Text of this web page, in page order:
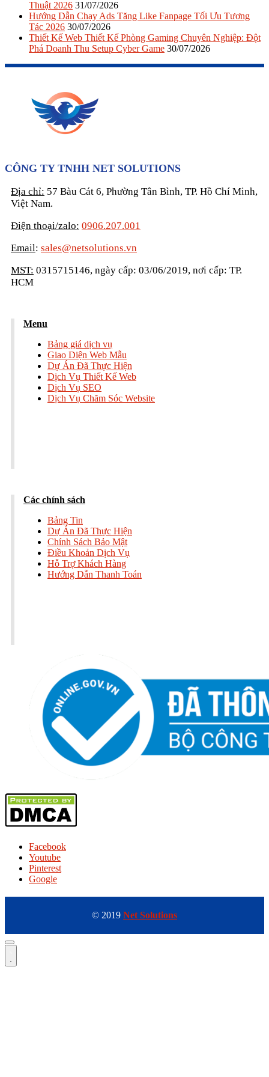
Thuật 2026 31/07/2026
Hướng Dẫn Chạy Ads Tăng Like Fanpage Tối Ưu Tương
Tác 2026 30/07/2026
Thiết Kế Web Thiết Kế Phòng Gaming Chuyên Nghiệp: Đột
Phá Doanh Thu Setup Cyber Game 30/07/2026
CÔNG TY TNHH NET SOLUTIONS
Địa chỉ: 57 Bàu Cát 6, Phường Tân Bình, TP. Hồ Chí Minh,
Việt Nam.
Điện thoại/zalo: 0906.207.001
Email: sales@netsolutions.vn
MST: 0315715146, ngày cấp: 03/06/2019, nơi cấp: TP.
HCM
Menu
Bảng giá dịch vụ
Giao Diện Web Mẫu
Dự Án Đã Thực Hiện
Dịch Vụ Thiết Kế Web
Dịch Vụ SEO
Dịch Vụ Chăm Sóc Website
Các chính sách
Bảng Tin
Dự Án Đã Thực Hiện
Chính Sách Bảo Mật
Điều Khoản Dịch Vụ
Hỗ Trợ Khách Hàng
Hướng Dẫn Thanh Toán
Facebook
Youtube
Pinterest
Google
© 2019 Net Solutions